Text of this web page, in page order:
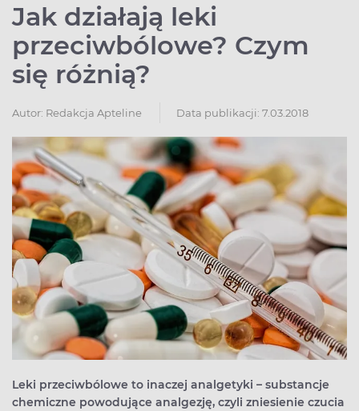
Jak działają leki
przeciwbólowe? Czym
się różnią?
Autor: Redakcja Apteline Data publikacji: 7.03.2018
Leki przeciwbólowe to inaczej analgetyki – substancje
chemiczne powodujące analgezję, czyli zniesienie czucia